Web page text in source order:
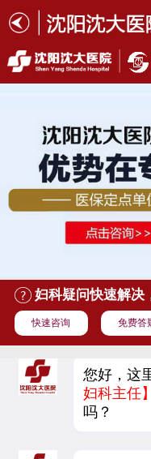
妇科疑问快速解决
快速咨询 免费答
您好，这
妇科主任】
吗？